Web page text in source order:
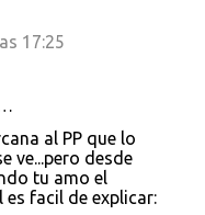
17:25
al PP que lo
ve...pero desde
tu amo el
facil de explicar: